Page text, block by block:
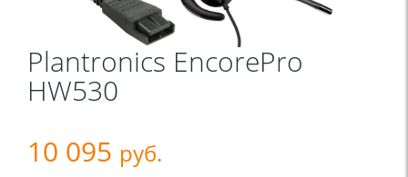
Plantronics EncorePro
HW530
10 095 руб.